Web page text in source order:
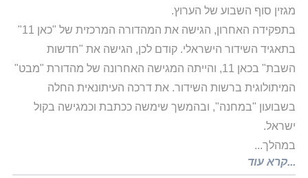
במהלך...
...קרא עוד